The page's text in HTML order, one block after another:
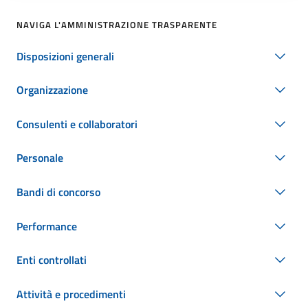
NAVIGA L'AMMINISTRAZIONE TRASPARENTE
Disposizioni generali
Organizzazione
Consulenti e collaboratori
Personale
Bandi di concorso
Performance
Enti controllati
Attività e procedimenti